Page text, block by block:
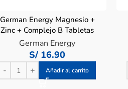
German Energy Magnesio +
Zinc + Complejo B Tabletas
Efervescentes – Tubo 20 UN
German Energy
S/ 16.90
Añadir al carrito